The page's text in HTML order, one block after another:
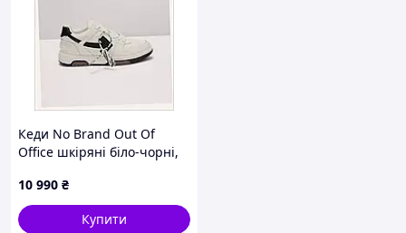
Кеди No Brand Out Of
Office шкіряні біло-чорні,
10 990 ₴
Купити